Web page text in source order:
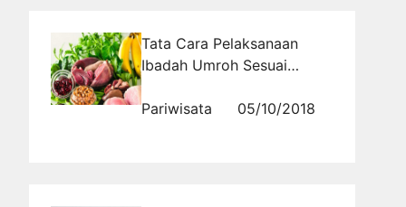
Tata Cara Pelaksanaan
Ibadah Umroh Sesuai
Pariwisata
05/10/2018